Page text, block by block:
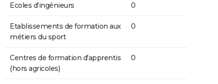
Ecoles d'ingénieurs 0
Etablissements de formation aux
métiers du sport
0
Centres de formation d'apprentis
(hors agricoles)
0